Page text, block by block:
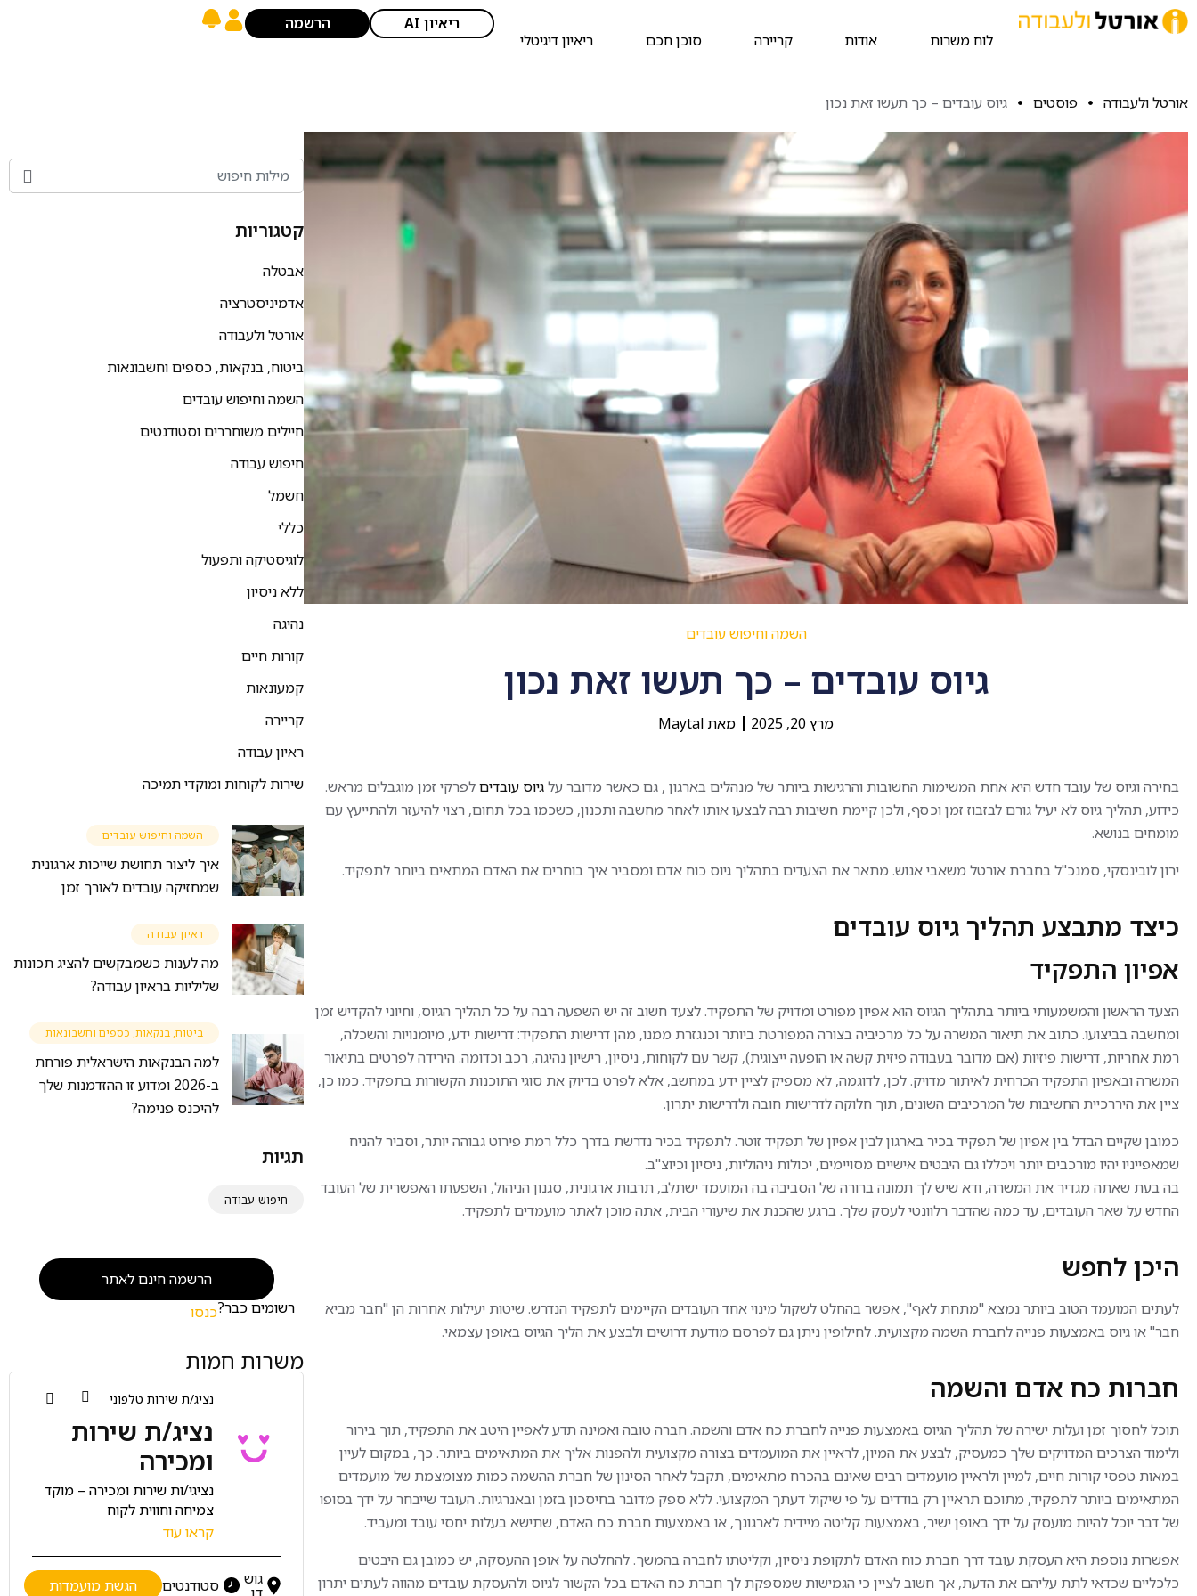
לוח משרות אודות קריירה סוכן חכם ריאיון דיגיטלי
ריאיון AI הרשמה
אורטל ולעבודה פוסטים גיוס עובדים – כך תעשו זאת נכון
השמה וחיפוש עובדים
גיוס עובדים – כך תעשו זאת נכון
מרץ 20, 2025 מאת
בחירה וגיוס של עובד חדש היא אחת המשימות החשובות והרגישות ביותר של מנהלים בארגון , גם כאשר מדובר עלגיוס עובדיםלפרקי זמן מוגבלים מראש.
כידוע, תהליך גיוס לא יעיל גורם לבזבוז זמן וכסף, ולכן קיימת חשיבות רבה לבצעו אותו לאחר מחשבה ותכנון, כשכמו בכל תחום, רצוי להיעזר ולהתייעץ עם
מומחים בנושא.
ירון לובינסקי, סמנכ"ל בחברת אורטל משאבי אנוש. מתאר את הצעדים בתהליך גיוס כוח אדם ומסביר איך בוחרים את האדם המתאים ביותר לתפקיד.
כיצד מתבצע תהליך גיוס עובדים
אפיון התפקיד
הצעד הראשון והמשמעותי ביותר בתהליך הגיוס הוא אפיון מפורט ומדויק של התפקיד. לצעד חשוב זה יש השפעה רבה על כל תהליך הגיוס, וחיוני להקדיש זמן
ומחשבה בביצועו. כתוב את תיאור המשרה על כל מרכיביה בצורה המפורטת ביותר וכנגזרת ממנו, מהן דרישות התפקיד: דרישות ידע, מיומנויות והשכלה,
רמת אחריות, דרישות פיזיות (אם מדובר בעבודה פיזית קשה או הופעה ייצוגית), קשר עם לקוחות, ניסיון, רישיון נהיגה, רכב וכדומה. הירידה לפרטים בתיאור
המשרה ובאפיון התפקיד הכרחית לאיתור מדויק. לכן, לדוגמה, לא מספיק לציין ידע במחשב, אלא לפרט בדיוק את סוגי התוכנות הקשורות בתפקיד. כמו כן,
ציין את היררכיית החשיבות של המרכיבים השונים, תוך חלוקה לדרישות חובה ולדרישות יתרון.
כמובן שקיים הבדל בין אפיון של תפקיד בכיר בארגון לבין אפיון של תפקיד זוטר. לתפקיד בכיר נדרשת בדרך כלל רמת פירוט גבוהה יותר, וסביר להניח
שמאפייניו יהיו מורכבים יותר ויכללו גם היבטים אישיים מסויימים, יכולות ניהוליות, ניסיון וכיוצ"ב.
בה בעת שאתה מגדיר את המשרה, ודא שיש לך תמונה ברורה של הסביבה בה המועמד ישתלב, תרבות ארגונית, סגנון הניהול, השפעתו האפשרית של העובד
החדש על שאר העובדים, עד כמה שהדבר רלוונטי לעסק שלך. ברגע שהכנת את שיעורי הבית, אתה מוכן לאתר מועמדים לתפקיד.
היכן לחפש
לעתים המועמד הטוב ביותר נמצא "מתחת לאף", אפשר בהחלט לשקול מינוי אחד העובדים הקיימים לתפקיד הנדרש. שיטות יעילות אחרות הן "חבר מביא
חבר" או גיוס באמצעות פנייה לחברת השמה מקצועית. לחילופין ניתן גם לפרסם מודעת דרושים ולבצע את הליך הגיוס באופן עצמאי.
חברות כח אדם והשמה
תוכל לחסוך זמן ועלות ישירה של תהליך הגיוס באמצעות פנייה לחברת כח אדם והשמה. חברה טובה ואמינה תדע לאפיין היטב את התפקיד, תוך בירור
ולימוד הצרכים המדויקים שלך כמעסיק, לבצע את המיון, לראיין את המועמדים בצורה מקצועית ולהפנות אליך את המתאימים ביותר. כך, במקום לעיין
במאות טפסי קורות חיים, למיין ולראיין מועמדים רבים שאינם בהכרח מתאימים, תקבל לאחר הסינון של חברת ההשמה כמות מצומצמת של מועמדים
המתאימים ביותר לתפקיד, מתוכם תראיין רק בודדים על פי שיקול דעתך המקצועי. ללא ספק מדובר בחיסכון בזמן ובאנרגיות. העובד שייבחר על ידך בסופו
של דבר יוכל להיות מועסק על ידך באופן ישיר, באמצעות קליטה מיידית לארגונך, או באמצעות חברת כח האדם, שתישא בעלות יחסי עובד ומעביד.
אפשרות נוספת היא העסקת עובד דרך חברת כוח האדם לתקופת ניסיון, וקליטתו לחברה בהמשך. להחלטה על אופן ההעסקה, יש כמובן גם היבטים
כלכליים שכדאי לתת עליהם את הדעת, אך חשוב לציין כי הגמישות שמספקת לך חברת כח האדם בכל הקשור לגיוס ולהעסקת עובדים מהווה לעתים יתרון
קטגוריות
אבטלה
אדמיניסטרציה
אורטל ולעבודה
ביטוח, בנקאות, כספים וחשבונאות
השמה וחיפוש עובדים
חיילים משוחררים וסטודנטים
חיפוש עבודה
חשמל
כללי
לוגיסטיקה ותפעול
ללא ניסיון
נהיגה
קורות חיים
קמעונאות
קריירה
ראיון עבודה
שירות לקוחות ומוקדי תמיכה
השמה וחיפוש עובדים
איך ליצור תחושת שייכות ארגונית
שמחזיקה עובדים לאורך זמן
ראיון עבודה
מה לענות כשמבקשים להציג תכונות
שליליות בראיון עבודה?
ביטוח, בנקאות, כספים וחשבונאות
למה הבנקאות הישראלית פורחת
ב-2026 ומדוע זו ההזדמנות שלך
להיכנס פנימה?
תגיות
חיפוש עבודה
הרשמה חינם לאתר
רשומים כבר?כנסו
משרות חמות
נציג/ת שירות טכני
נציג/ת שירות
טכני
לחברת אשראי מובילה דרוש/ה
נציג/ת מניעת הונאות
הזדמנות להיכנס לעולם מאתגר
וכרטיסי אשראי – ולהיות זה
שעוצר את ההונאה רגע לפני
קראו עוד
5 ימים הגשת מועמדות
עובד/ת ייצור
עובד/ת ייצור – עבודה
במשמרות | מפעל מתקדם
הפעלת מכונות ואחריות על פסי
ייצור בסביבת חדרים נקיים, תוך
GMP אירופאיים.
מהות התפקיד:
קראו עוד
ירושלים
יו"ש
6
ימים
בשבוע
הגשת מועמדות
נציג/ת מכירות
טלפוניות
נציג/ת מכירות טלפוניות למרכז
סחר מוביל
מרכז המכירות של חברה גדולה
טלפוניות למרכז מכירות סחר,
לתפקיד מכירתי דינמי בסביבה
קראו עוד
דרום הגשת מועמדות
נציג/ת שירות טלפוני
נציג/ת שירות
ומכירה
נציגי/ות שירות ומכירה – מוקד
צמיחה וחווית לקוח
לחברה מובילה בתחום
נציגי/ות שירות ומכירה למוקד
דינמי ומקצועי עם אווירה
קראו עוד
גוש סטודנטים הגשת מועמדות